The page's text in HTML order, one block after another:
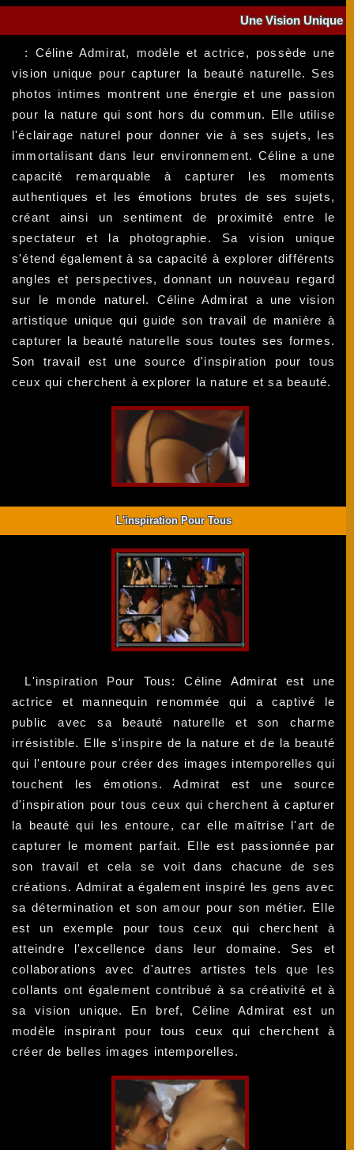
Une Vision Unique
: Céline Admirat, modèle et actrice, possède une
vision unique pour capturer la beauté naturelle. Ses
photos intimes montrent une énergie et une passion
pour la nature qui sont hors du commun. Elle utilise
l'éclairage naturel pour donner vie à ses sujets, les
immortalisant dans leur environnement. Céline a une
capacité remarquable à capturer les moments
authentiques et les émotions brutes de ses sujets,
créant ainsi un sentiment de proximité entre le
spectateur et la photographie. Sa vision unique
s'étend également à sa capacité à explorer différents
angles et perspectives, donnant un nouveau regard
sur le monde naturel. Céline Admirat a une vision
artistique unique qui guide son travail de manière à
capturer la beauté naturelle sous toutes ses formes.
Son travail est une source d'inspiration pour tous
ceux qui cherchent à explorer la nature et sa beauté.
L'inspiration Pour Tous
L'inspiration Pour Tous: Céline Admirat est une
actrice et mannequin renommée qui a captivé le
public avec sa beauté naturelle et son charme
irrésistible. Elle s'inspire de la nature et de la beauté
qui l'entoure pour créer des images intemporelles qui
touchent les émotions. Admirat est une source
d'inspiration pour tous ceux qui cherchent à capturer
la beauté qui les entoure, car elle maîtrise l'art de
capturer le moment parfait. Elle est passionnée par
son travail et cela se voit dans chacune de ses
créations. Admirat a également inspiré les gens avec
sa détermination et son amour pour son métier. Elle
est un exemple pour tous ceux qui cherchent à
atteindre l'excellence dans leur domaine. Ses et
collaborations avec d'autres artistes tels que les
collants ont également contribué à sa créativité et à
sa vision unique. En bref, Céline Admirat est un
modèle inspirant pour tous ceux qui cherchent à
créer de belles images intemporelles.